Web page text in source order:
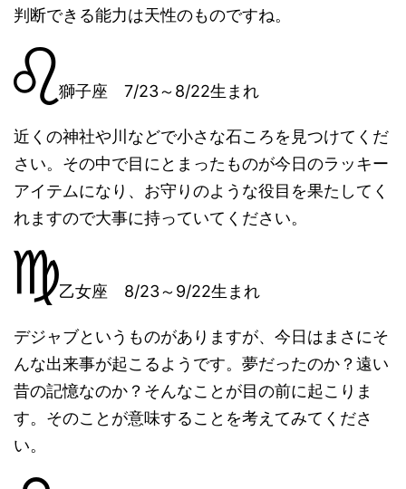
判断できる能力は天性のものですね。
獅子座 7/23～8/22生まれ
近くの神社や川などで小さな石ころを見つけてくだ
さい。その中で目にとまったものが今日のラッキー
アイテムになり、お守りのような役目を果たしてく
れますので大事に持っていてください。
乙女座 8/23～9/22生まれ
デジャブというものがありますが、今日はまさにそ
んな出来事が起こるようです。夢だったのか？遠い
昔の記憶なのか？そんなことが目の前に起こりま
す。そのことが意味することを考えてみてくださ
い。